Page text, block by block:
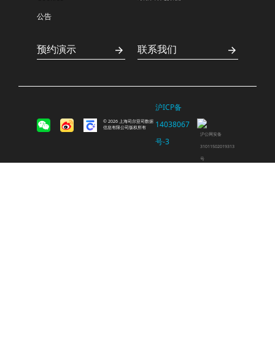
公告
预约演示 联系我们
© 2026 上海司尔亚司数据
信息有限公司版权所有
沪ICP备
14038067
号-3
沪公网安备
31011502019313
号